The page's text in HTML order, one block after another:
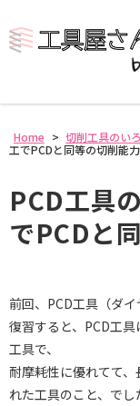
Home > 切削工具のい
工でPCDと同等の切削能力
PCD工具
でPCDと
前回、PCD工具（ダ
復習すると、PCD工
工具で、
耐摩耗性に優れてて
れた工具のこと、でし